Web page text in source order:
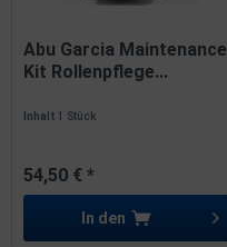
Abu Garcia Maintenance
Kit Rollenpflege...
Inhalt1 Stück
54,50 € *
In den